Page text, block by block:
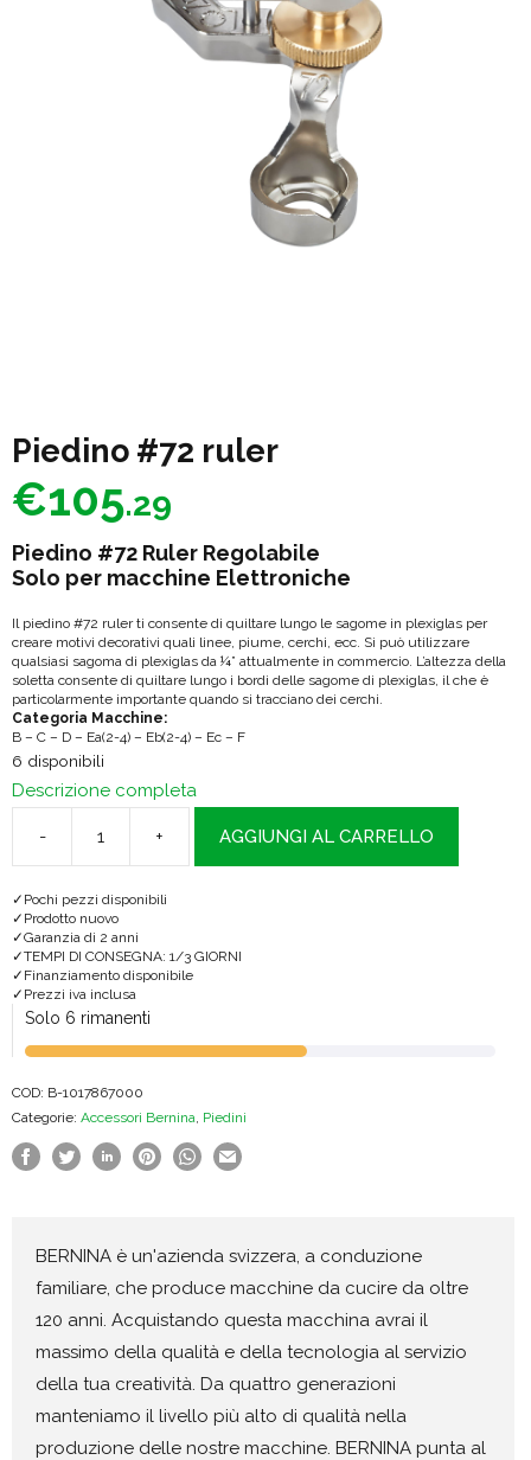
Piedino #72 ruler
€105.29
Piedino #72 Ruler Regolabile
Solo per macchine Elettroniche
Il piedino #72 ruler ti consente di quiltare lungo le sagome in plexiglas per
creare motivi decorativi quali linee, piume, cerchi, ecc. Si può utilizzare
qualsiasi sagoma di plexiglas da ¼” attualmente in commercio. L’altezza della
soletta consente di quiltare lungo i bordi delle sagome di plexiglas, il che è
particolarmente importante quando si tracciano dei cerchi.
Categoria Macchine:
B – C – D – Ea(2-4) – Eb(2-4) – Ec – F
6 disponibili
Descrizione completa
- + AGGIUNGI AL CARRELLO
Pochi pezzi disponibili
Prodotto nuovo
Garanzia di 2 anni
TEMPI DI CONSEGNA: 1/3 GIORNI
Finanziamento disponibile
Prezzi iva inclusa
Solo 6 rimanenti
COD: B-1017867000
Categorie: Accessori Bernina, Piedini
BERNINA è un'azienda svizzera, a conduzione
familiare, che produce macchine da cucire da oltre
120 anni. Acquistando questa macchina avrai il
massimo della qualità e della tecnologia al servizio
della tua creatività. Da quattro generazioni
manteniamo il livello più alto di qualità nella
produzione delle nostre macchine. BERNINA punta al